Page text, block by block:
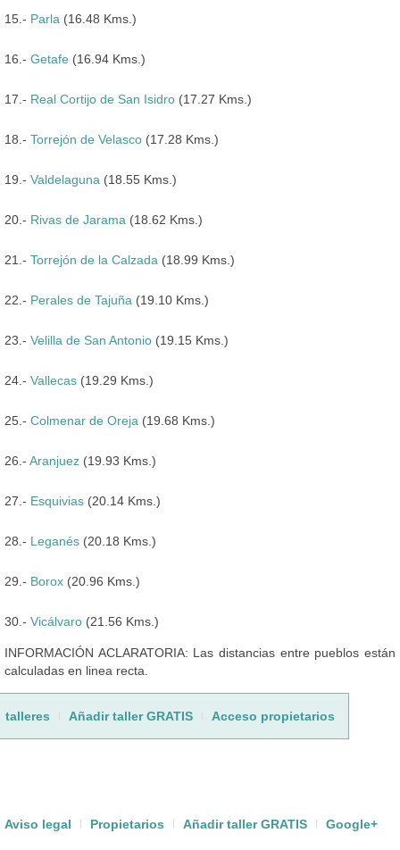
15.- Parla (16.48 Kms.)
16.- Getafe (16.94 Kms.)
17.- Real Cortijo de San Isidro (17.27 Kms.)
18.- Torrejón de Velasco (17.28 Kms.)
19.- Valdelaguna (18.55 Kms.)
20.- Rivas de Jarama (18.62 Kms.)
21.- Torrejón de la Calzada (18.99 Kms.)
22.- Perales de Tajuña (19.10 Kms.)
23.- Velilla de San Antonio (19.15 Kms.)
24.- Vallecas (19.29 Kms.)
25.- Colmenar de Oreja (19.68 Kms.)
26.- Aranjuez (19.93 Kms.)
27.- Esquivias (20.14 Kms.)
28.- Leganés (20.18 Kms.)
29.- Borox (20.96 Kms.)
30.- Vicálvaro (21.56 Kms.)
INFORMACIÓN ACLARATORIA: Las distancias entre pueblos están
calculadas en linea recta.
talleres Añadir taller GRATIS Acceso propietarios
Aviso legal Propietarios Añadir taller GRATIS Google+